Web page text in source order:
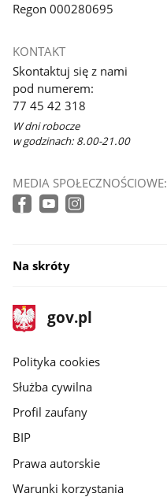
Regon 000280695
KONTAKT
Skontaktuj się z nami
pod numerem:
77 45 42 318
W dni robocze
w godzinach: 8.00-21.00
MEDIA SPOŁECZNOŚCIOWE:
Na skróty
stopka
gov.pl
Strona
gov.pl
gov.pl
Polityka cookies
Służba cywilna
Profil zaufany
BIP
Prawa autorskie
Warunki korzystania